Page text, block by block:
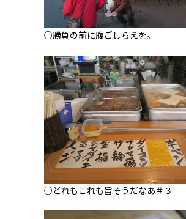
○勝負の前に腹ごしらえを。
○どれもこれも旨そうだなあ＃３